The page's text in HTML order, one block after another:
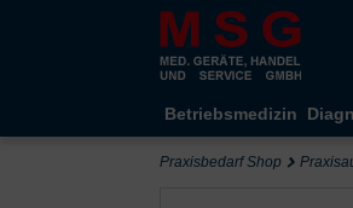
Kompletten Head der Seite überspringen
Betriebsmedizin
Praxisbedarf Shop